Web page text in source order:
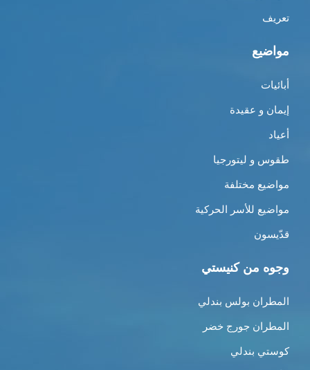
تعريف
مواضيع
أبائيات
إيمان و عقيدة
أعياد
طقوس و ليتورجيا
مواضيع مختلفة
مواضيع للأسر الحركية
قدّيسون
وجوه من كنيستي
المطران بولس بندلي
المطران جورج خضر
كوستي بندلي